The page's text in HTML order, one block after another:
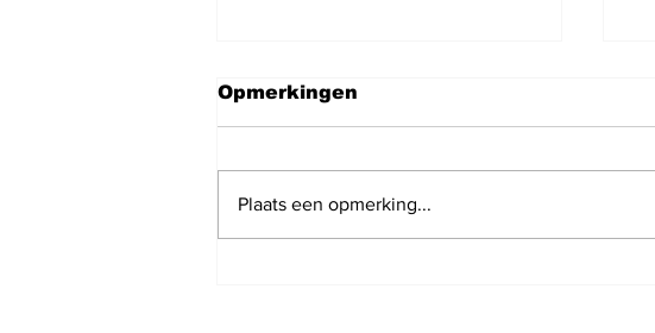
Shabbat Shalom
Opmerkingen
Plaats een opmerking...